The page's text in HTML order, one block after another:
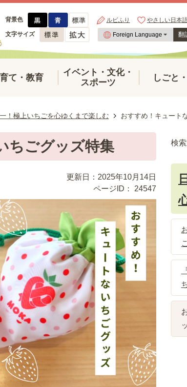
背景色 ルビふり やさしい日本
文字サイズ 翻
て・教育
イベント・文化・
スポーツ
しごと
！極上いちごを心ゆくまで楽しむ おすすめ！キュート
ちごグッズ特集
更新日：2025年10月14日
ページID：
24547
検